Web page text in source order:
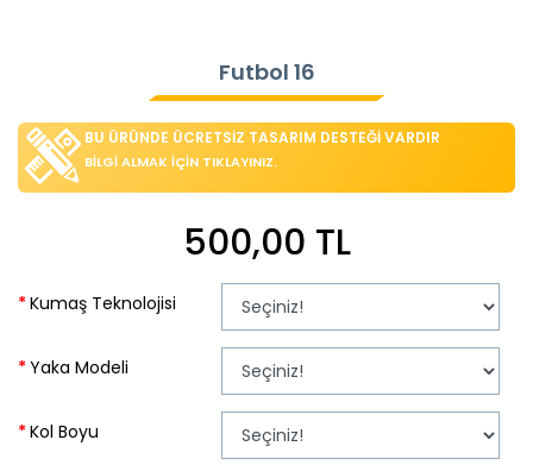
Futbol 16
BU ÜRÜNDE ÜCRETSİZ TASARIM DESTEĞİ VARDIR
BİLGİ ALMAK İÇİN TIKLAYINIZ.
500,00 TL
Kumaş Teknolojisi
Yaka Modeli
Kol Boyu